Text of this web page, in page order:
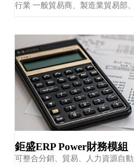
行業 一般貿易商、製造業貿易部
鉅盛ERP Power財務模組
可整合分銷、貿易、人力資源自